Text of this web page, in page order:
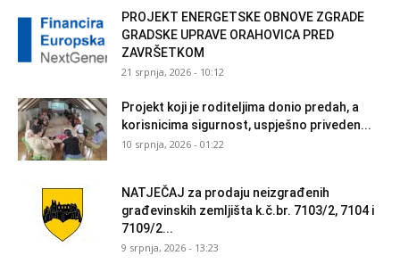
PROJEKT ENERGETSKE OBNOVE ZGRADE
GRADSKE UPRAVE ORAHOVICA PRED
ZAVRŠETKOM
21 srpnja, 2026 - 10:12
Projekt koji je roditeljima donio predah, a
korisnicima sigurnost, uspješno priveden...
10 srpnja, 2026 - 01:22
NATJEČAJ za prodaju neizgrađenih
građevinskih zemljišta k.č.br. 7103/2, 7104 i
7109/2...
9 srpnja, 2026 - 13:23